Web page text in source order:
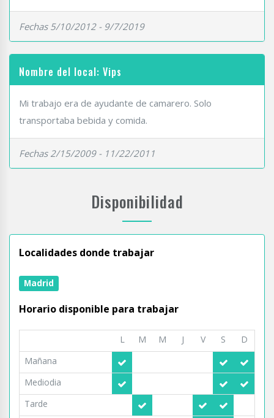
Fechas 5/10/2012 - 9/7/2019
Nombre del local: Vips
Mi trabajo era de ayudante de camarero. Solo
transportaba bebida y comida.
Fechas 2/15/2009 - 11/22/2011
Disponibilidad
Localidades donde trabajar
Madrid
Horario disponible para trabajar
L M M J V S
D
Mañana
Mediodia
Tarde